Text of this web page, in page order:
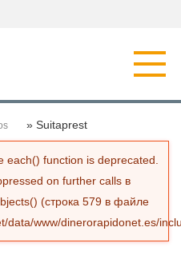
» Suitaprest
ошибке
each() function is deprecated.
on further calls в
(строка 579 в файле
data/www/dinerorapidonet.es/